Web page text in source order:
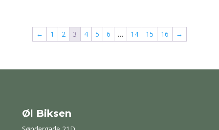
← 1 2 3 4 5 6 … 14 15 16 →
Øl Biksen